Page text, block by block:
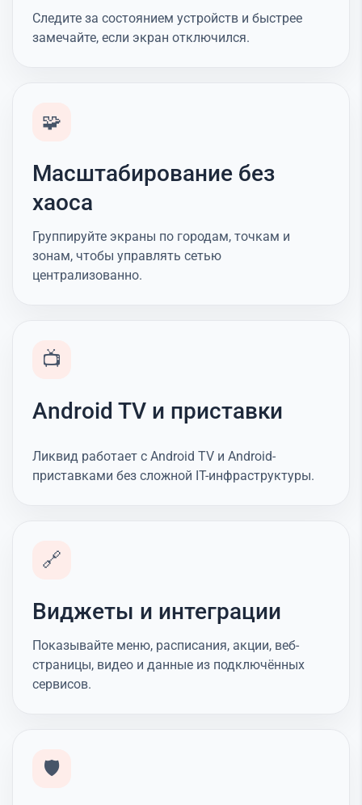
Следите за состоянием устройств и быстрее
замечайте, если экран отключился.
🧩
Масштабирование без
хаоса
Группируйте экраны по городам, точкам и
зонам, чтобы управлять сетью
централизованно.
📺
Android TV и приставки
Ликвид работает с Android TV и Android-
приставками без сложной IT-инфраструктуры.
🔗
Виджеты и интеграции
Показывайте меню, расписания, акции, веб-
страницы, видео и данные из подключённых
сервисов.
🛡️